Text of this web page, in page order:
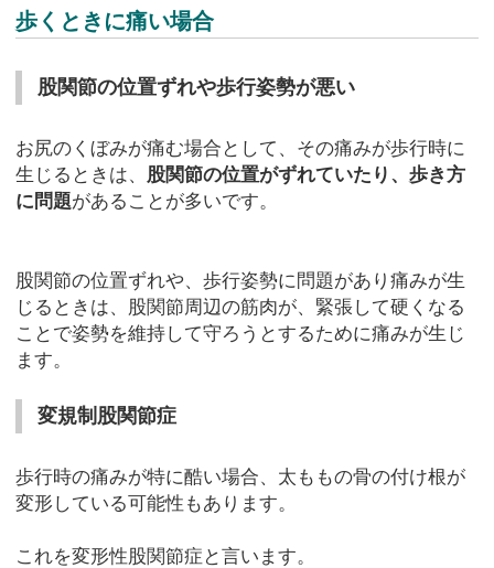
歩くときに痛い場合
股関節の位置ずれや歩行姿勢が悪い
お尻のくぼみが痛む場合として、その痛みが歩行時に
生じるときは、 股関節の位置がずれていたり、歩き方
に問題があることが多いです。
股関節の位置ずれや、歩行姿勢に問題があり痛みが生
じるときは、股関節周辺の筋肉が、緊張して硬くなる
ことで姿勢を維持して守ろうとするために痛みが生じ
ます。
変規制股関節症
歩行時の痛みが特に酷い場合、太ももの骨の付け根が
変形している可能性もあります。
これを変形性股関節症と言います。